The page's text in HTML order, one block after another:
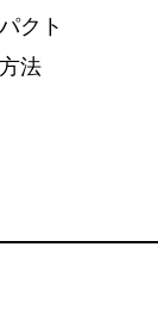
クト
法